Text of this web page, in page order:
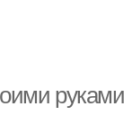
руками